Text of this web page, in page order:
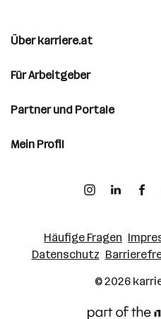
Über karriere.at
Für Arbeitgeber
Partner und Portale
Mein Profil
Häufige Fragen
Datenschutz
© 2026